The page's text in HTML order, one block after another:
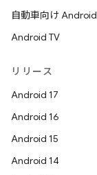
自動車向け Android
Android TV
リリース
Android 17
Android 16
Android 15
Android 14